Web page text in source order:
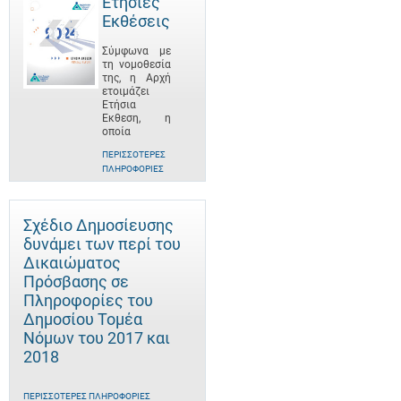
Εκθέσεις
Σύμφωνα με
τη νομοθεσία
της, η Αρχή
ετοιμάζει
Ετήσια
Έκθεση, η
οποία
ΠΕΡΙΣΣΌΤΕΡΕΣ
ΠΛΗΡΟΦΟΡΊΕΣ
Σχέδιο Δημοσίευσης
δυνάμει των περί του
Δικαιώματος
Πρόσβασης σε
Πληροφορίες του
Δημοσίου Τομέα
Νόμων του 2017 και
2018
ΠΕΡΙΣΣΌΤΕΡΕΣ ΠΛΗΡΟΦΟΡΊΕΣ